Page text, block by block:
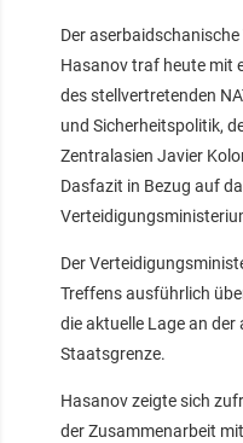
Der
Hasanov traf heute mit
des stellvertretenden
und Sicherheitspolitik,
Zentralasien Javier
Dasfazit in Bezug auf
Der
Treffens ausführlich
die aktuelle Lage an
Staatsgrenze.
Hasanov zeigte sich
der Zusammenarbeit